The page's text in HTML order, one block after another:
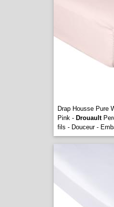
Drap Housse Pure
Pink - Drouault
fils - Douceur -